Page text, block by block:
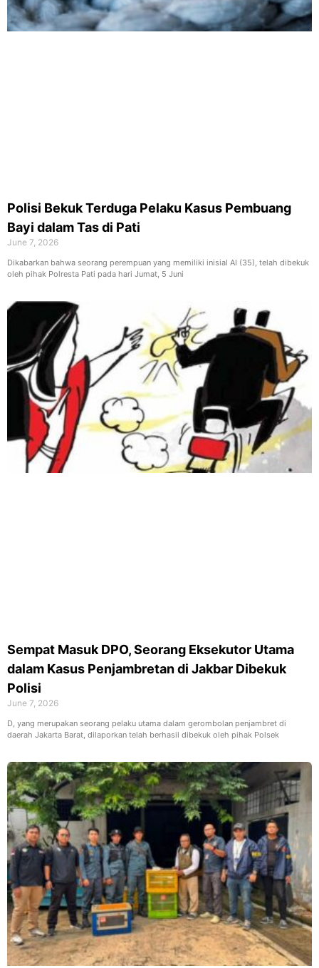
Polisi Bekuk Terduga Pelaku Kasus Pembuang
Bayi dalam Tas di Pati
June 7, 2026
Dikabarkan bahwa seorang perempuan yang memiliki inisial AI (35), telah dibekuk
oleh pihak Polresta Pati pada hari Jumat, 5 Juni
Sempat Masuk DPO, Seorang Eksekutor Utama
dalam Kasus Penjambretan di Jakbar Dibekuk
Polisi
June 7, 2026
D, yang merupakan seorang pelaku utama dalam gerombolan penjambret di
daerah Jakarta Barat, dilaporkan telah berhasil dibekuk oleh pihak Polsek